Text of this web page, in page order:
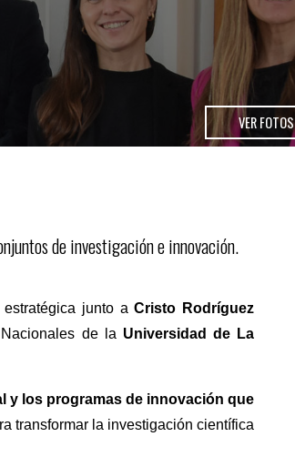
VER FOTOS
de investigación e innovación.
estratégica junto aCristo Rodríguez
de la Universidad de La
y los programas de innovación que
transformar la investigación científica